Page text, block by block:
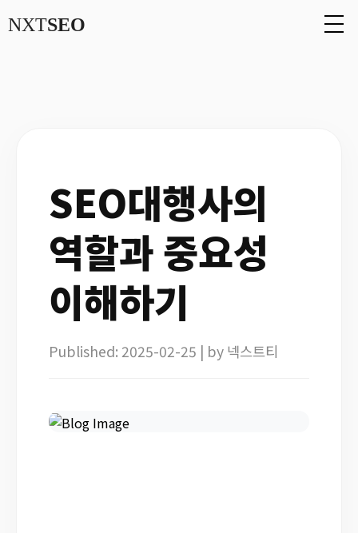
NXTSEO
SEO대행사의
역할과 중요성
이해하기
Published: 2025-02-25 | by 넥스트티